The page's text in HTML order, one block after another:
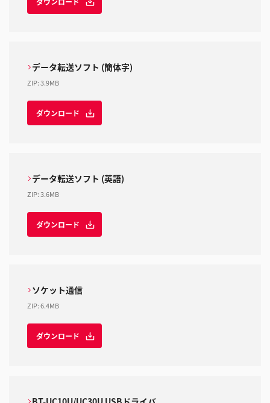
データ転送ソフト (簡体字)
ZIP:3.9MB
ダウンロード
データ転送ソフト (英語)
ZIP:3.6MB
ダウンロード
ソケット通信
ZIP:6.4MB
ダウンロード